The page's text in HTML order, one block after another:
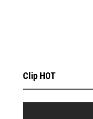
Clip HOT